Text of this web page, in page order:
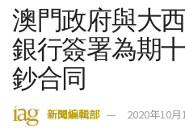
澳門政府與大
銀行簽署為期
鈔合同
新聞編輯部 2020年10